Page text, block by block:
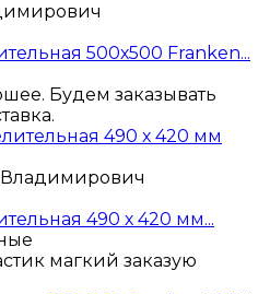
500х500 Franken...
Будем заказывать
490 х 420 мм...
магкий заказую